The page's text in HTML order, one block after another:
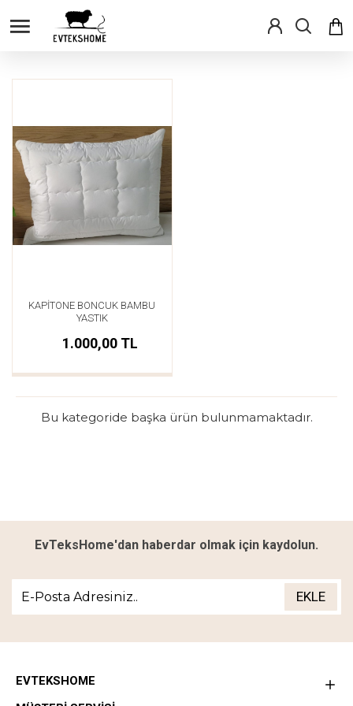
KAPİTONE BONCUK BAMBU
YASTIK
1.000,00 TL
Bu kategoride başka ürün bulunmamaktadır.
EvTeksHome'dan haberdar olmak için kaydolun.
EKLE
EVTEKSHOME